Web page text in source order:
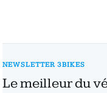
NEWSLETTER 3BIKES
Le meilleur du